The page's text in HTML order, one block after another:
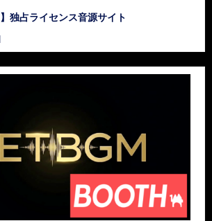
独占ライセンス音源サイト